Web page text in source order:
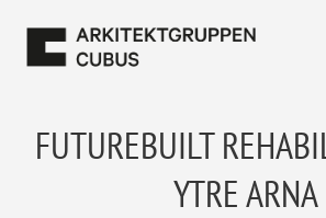
FUTUREBUILT
YTRE ARNA